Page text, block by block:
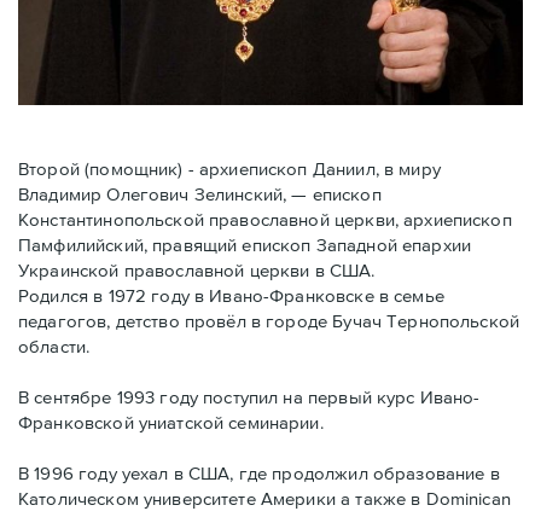
Второй (помощник) - архиепископ Даниил, в миру
Владимир Олегович Зелинский, — епископ
Константинопольской православной церкви, архиепископ
Памфилийский, правящий епископ Западной епархии
Украинской православной церкви в США.
Родился в 1972 году в Ивано-Франковске в семье
педагогов, детство провёл в городе Бучач Тернопольской
области.
В сентябре 1993 году поступил на первый курс Ивано-
Франковской униатской семинарии.
В 1996 году уехал в США, где продолжил образование в
Католическом университете Америки а также в Dominican